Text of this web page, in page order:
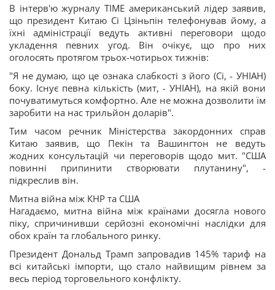
В інтерв'ю журналу TIME американський лідер заявив,
що президент Китаю Сі Цзіньпін телефонував йому, а
їхні адміністрації ведуть активні переговори щодо
укладення певних угод. Він очікує, що про них
оголосять протягом трьох-чотирьох тижнів:
"Я не думаю, що це ознака слабкості з його (Сі, - УНІАН)
боку. Існує певна кількість (мит, - УНІАН), на якій вони
почуватимуться комфортно. Але не можна дозволити їм
заробити на нас трильйон доларів".
Тим часом речник Міністерства закордонних справ
Китаю заявив, що Пекін та Вашингтон не ведуть
жодних консультацій чи переговорів щодо мит. "США
повинні припинити створювати плутанину", -
підкреслив він.
Митна війна між КНР та США
Нагадаємо, ​митна війна між країнами досягла нового
піку, спричинивши серйозні економічні наслідки для
обох країн та глобального ринку.​
Президент Дональд Трамп запровадив 145% тариф на
всі китайські імпорти, що стало найвищим рівнем за
весь період торговельного конфлікту. ​